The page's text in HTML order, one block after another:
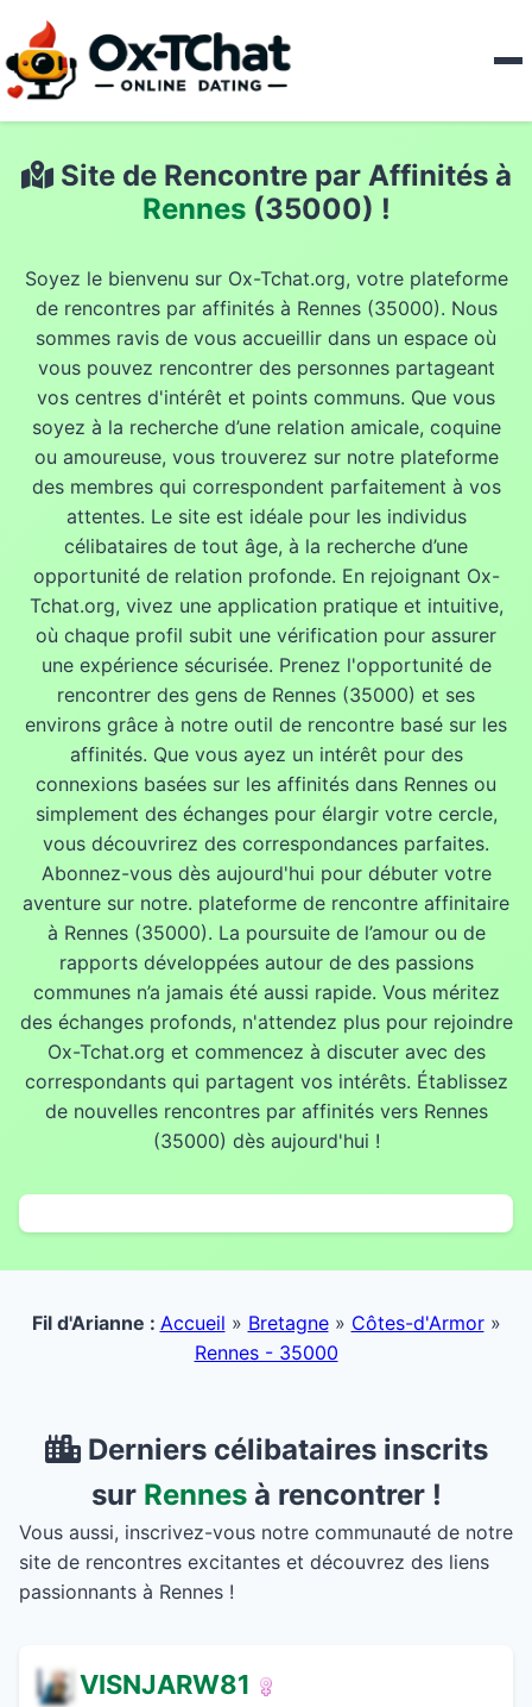
Site de Rencontre par Affinités à
Rennes(35000) !
Soyez le bienvenu sur Ox-Tchat.org, votre plateforme
de rencontres par affinités à Rennes (35000). Nous
sommes ravis de vous accueillir dans un espace où
vous pouvez rencontrer des personnes partageant
vos centres d'intérêt et points communs. Que vous
soyez à la recherche d’une relation amicale, coquine
ou amoureuse, vous trouverez sur notre plateforme
des membres qui correspondent parfaitement à vos
attentes. Le site est idéale pour les individus
célibataires de tout âge, à la recherche d’une
opportunité de relation profonde. En rejoignant Ox-
Tchat.org, vivez une application pratique et intuitive,
où chaque profil subit une vérification pour assurer
une expérience sécurisée. Prenez l'opportunité de
rencontrer des gens de Rennes (35000) et ses
environs grâce à notre outil de rencontre basé sur les
affinités. Que vous ayez un intérêt pour des
connexions basées sur les affinités dans Rennes ou
simplement des échanges pour élargir votre cercle,
vous découvrirez des correspondances parfaites.
Abonnez-vous dès aujourd'hui pour débuter votre
aventure sur notre. plateforme de rencontre affinitaire
à Rennes (35000). La poursuite de l’amour ou de
rapports développées autour de des passions
communes n’a jamais été aussi rapide. Vous méritez
des échanges profonds, n'attendez plus pour rejoindre
Ox-Tchat.org et commencez à discuter avec des
correspondants qui partagent vos intérêts. Établissez
de nouvelles rencontres par affinités vers Rennes
(35000) dès aujourd'hui !
Fil d'Arianne : Accueil » Bretagne» Côtes-d'Armor»
Rennes - 35000
Derniers célibataires inscrits
sur Rennesà rencontrer !
Vous aussi, inscrivez-vous notre communauté de notre
site de rencontres excitantes et découvrez des liens
passionnants à Rennes !
VISNJARW81